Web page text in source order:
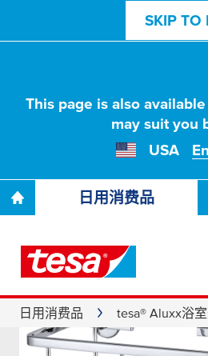
SKIP TO
This page is also
may suit you
USA
日用消费品
日用消费品 tesa® Aluxx浴